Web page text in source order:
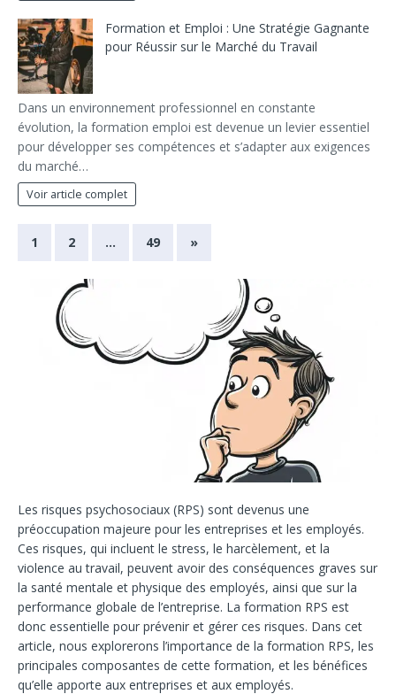
Formation et Emploi : Une Stratégie Gagnante
pour Réussir sur le Marché du Travail
Dans un environnement professionnel en constante
évolution, la formation emploi est devenue un levier essentiel
pour développer ses compétences et s’adapter aux exigences
du marché…
Voir article complet
1 2 … 49 »
Les risques psychosociaux (RPS) sont devenus une
préoccupation majeure pour les entreprises et les employés.
Ces risques, qui incluent le stress, le harcèlement, et la
violence au travail, peuvent avoir des conséquences graves sur
la santé mentale et physique des employés, ainsi que sur la
performance globale de l’entreprise. La formation RPS est
donc essentielle pour prévenir et gérer ces risques. Dans cet
article, nous explorerons l’importance de la formation RPS, les
principales composantes de cette formation, et les bénéfices
qu’elle apporte aux entreprises et aux employés.